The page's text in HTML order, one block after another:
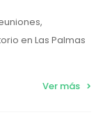
en Las Palmas
Ver más